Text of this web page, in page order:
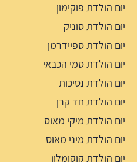
יום הולדת פוקימון
יום הולדת סוניק
יום הולדת ספיידרמן
יום הולדת סמי הכבאי
יום הולדת נסיכות
יום הולדת חד קרן
יום הולדת מיקי מאוס
יום הולדת מיני מאוס
יום הולדת קוקומלון